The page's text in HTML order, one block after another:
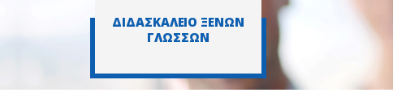
ΔΙΔΑΣΚΑΛΕΙΟ ΞΕΝΩΝ
ΓΛΩΣΣΩΝ